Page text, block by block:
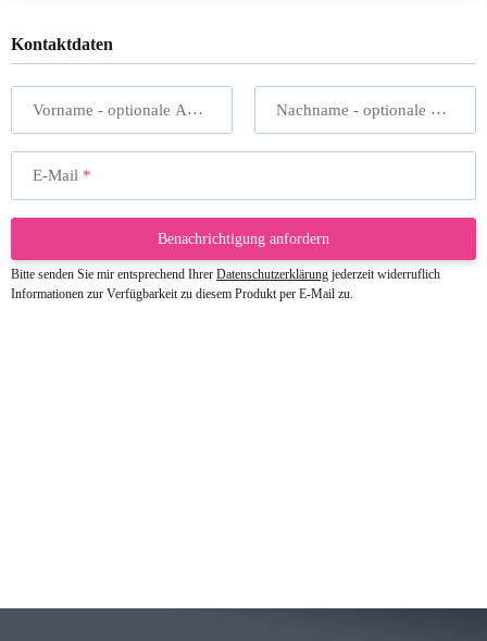
Kontaktdaten
Vorname - optionale Angabe Nachname - optionale Angabe
E-Mail
Benachrichtigung anfordern
Bitte senden Sie mir entsprechend Ihrer Datenschutzerklärung jederzeit widerruflich
Informationen zur Verfügbarkeit zu diesem Produkt per E-Mail zu.